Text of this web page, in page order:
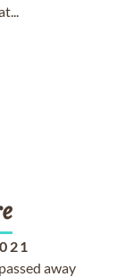
away